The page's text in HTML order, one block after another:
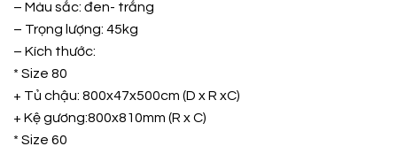
– Màu sắc: đen- trắng
– Trọng lượng: 45kg
– Kích thước:
* Size 80
+ Tủ chậu: 800x47x500cm (D x R xC)
+ Kệ gương:800x810mm (R x C)
* Size 60